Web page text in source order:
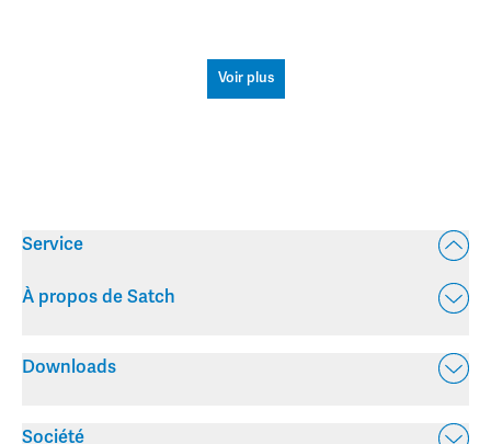
Voir plus
Service
À propos de Satch
Downloads
Société